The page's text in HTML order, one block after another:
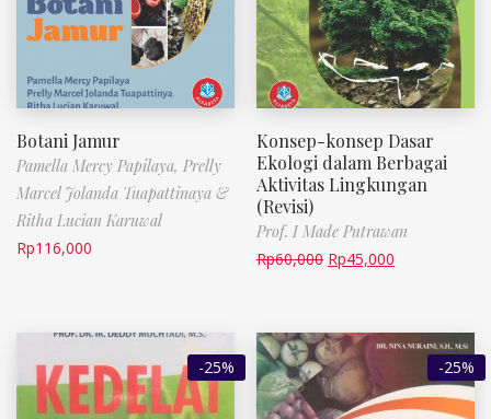
Botani Jamur
Pamella Mercy Papilaya, Prelly
Marcel Jolanda Tuapattinaya &
Ritha Lucian Karuwal
Rp116,000
Konsep-konsep Dasar
Ekologi dalam Berbagai
Aktivitas Lingkungan
(Revisi)
Prof. I Made Putrawan
Rp60,000 Rp45,000
-25% -25%